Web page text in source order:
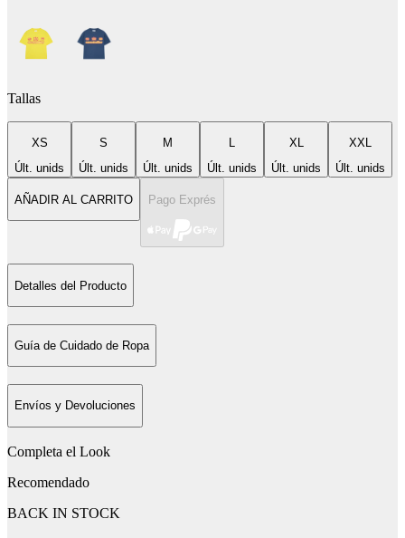
Tallas
XS
Últ. unids
S
Últ. unids
M
Últ. unids
L
Últ. unids
XL
Últ. unids
XXL
Últ. unids
AÑADIR AL CARRITO Pago Exprés
Detalles del Producto
Guía de Cuidado de Ropa
Envíos y Devoluciones
Completa el Look
Recomendado
BACK IN STOCK